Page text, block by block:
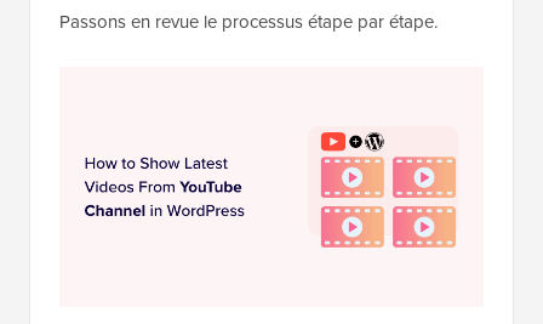
Passons en revue le processus étape par étape.